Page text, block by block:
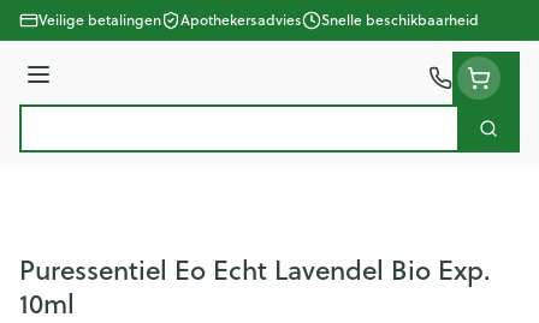
Ga naar de inhoud
Veilige betalingen Apothekersadvies Snelle beschikbaarheid
Menu
Zoek
Puressentiel Eo Echt Lavendel Bio Exp.
10ml